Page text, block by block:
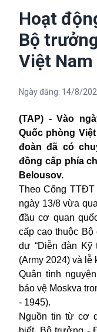
Hoạt
Bộ
Việt Nam
Ngày đăng: 14/8/
(TAP) - Vào
Quốc phòng
đoàn đã có
đồng cấp phía
Belousov.
Theo Cổng TTĐT
ngày 13/8 vừa
đầu cơ quan
cấp cao thuộc Bộ
dự “Diễn đàn Kỹ
(Army 2024) và
Quân tình
bảo vệ Moskva
- 1945).
Nguồn tin từ cơ